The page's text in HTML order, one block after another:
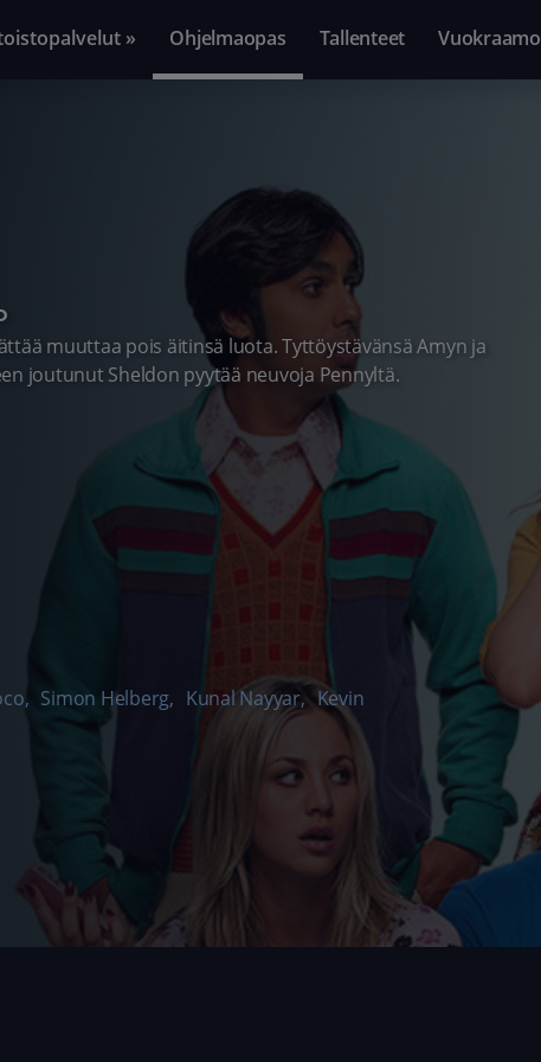
» Ohjelmaopas Tallenteet Vuokraamo
muuttaa pois äitinsä luota. Tyttöystävänsä Amyn ja
joutunut Sheldon pyytää neuvoja Pennyltä.
, Simon Helberg, Kunal Nayyar, Kevin